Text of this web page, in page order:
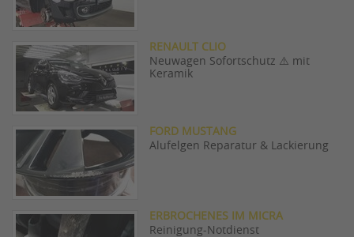
RENAULT CLIO
Neuwagen Sofortschutz ⚠️ mit
Keramik
FORD MUSTANG
Alufelgen Reparatur & Lackierung
ERBROCHENES IM MICRA
Reinigung-Notdienst